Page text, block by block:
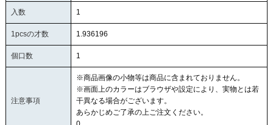
入数 1
1pcsの才数 1.936196
個口数 1
注意事項
※商品画像の小物等は商品に含まれておりません。
※画面上のカラーはブラウザや設定により、実物とは若
干異なる場合がございます。
あらかじめご了承の上ご注文ください。